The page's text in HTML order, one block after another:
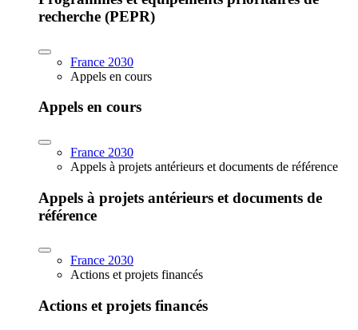
recherche (PEPR)
France 2030
Appels en cours
Appels en cours
France 2030
Appels à projets antérieurs et documents de référence
Appels à projets antérieurs et documents de
référence
France 2030
Actions et projets financés
Actions et projets financés